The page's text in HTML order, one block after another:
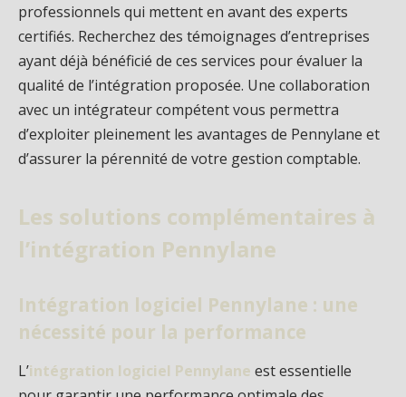
professionnels qui mettent en avant des experts
certifiés. Recherchez des témoignages d’entreprises
ayant déjà bénéficié de ces services pour évaluer la
qualité de l’intégration proposée. Une collaboration
avec un intégrateur compétent vous permettra
d’exploiter pleinement les avantages de Pennylane et
d’assurer la pérennité de votre gestion comptable.
Les solutions complémentaires à
l’intégration Pennylane
Intégration logiciel Pennylane : une
nécessité pour la performance
L’intégration logiciel Pennylane est essentielle